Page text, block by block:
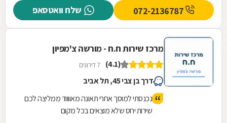
שלח וואטסאפ
מרכז שירות ח.ח - מורשה צ'מפיון
(4.1) 7 דירוגים
דרך בן צבי 45, תל אביב
נכנסתי למוסך אחרי תאונה מאווווד ממליצה לכם
שירות יחס שלא מוצאים בכל מקום